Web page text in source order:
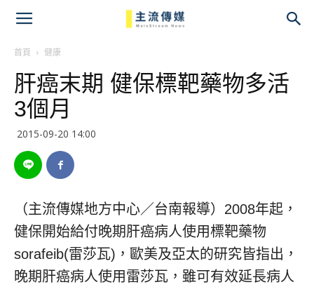
首頁 健康
肝癌末期 健保標靶藥物多活
3個月
2015-09-20 14:00
（主流傳媒地方中心／台南報導）2008年起，
健保開始給付晚期肝癌病人使用標靶藥物
sorafeib(雷莎瓦)，歐美及亞太的研究皆指出，
晚期肝癌病人使用雷莎瓦，雖可有效延長病人